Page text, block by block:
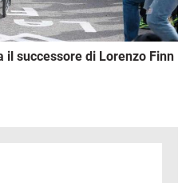
il successore di Lorenzo Finn